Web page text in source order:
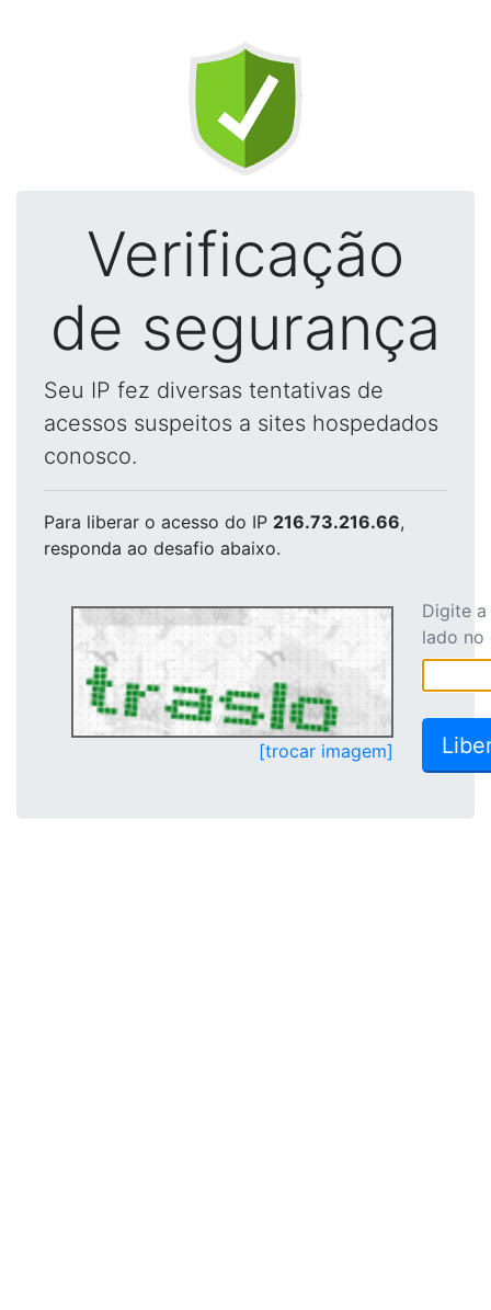
Verificação
de segurança
Seu IP fez diversas tentativas de
acessos suspeitos a sites hospedados
conosco.
Para liberar o acesso do IP 216.73.216.66,
responda ao desafio abaixo.
[trocar imagem]
Digite
lado no